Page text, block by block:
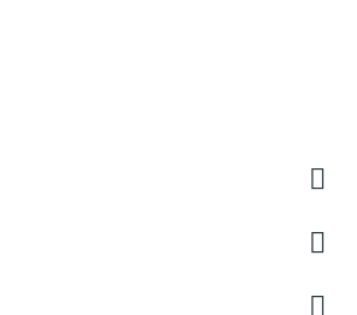


